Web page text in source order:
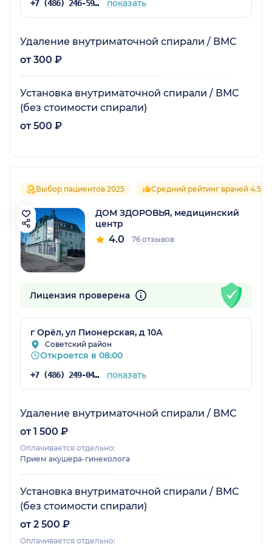
+7 (486) 246-59-31 показать
Удаление внутриматочной спирали / ВМС
от 300 ₽
Установка внутриматочной спирали / ВМС
(без стоимости спирали)
от 500 ₽
Выбор пациентов 2025 Средний рейтинг врачей 4.5
ДОМ ЗДОРОВЬЯ, медицинский
центр
4.0 76 отзывов
Лицензия проверена
г Орёл, ул Пионерская, д 10А
Советский район
Откроется в 08:00
+7 (486) 249-04-90 показать
Удаление внутриматочной спирали / ВМС
от 1 500 ₽
Оплачивается отдельно:
Прием акушера-гинеколога
Установка внутриматочной спирали / ВМС
(без стоимости спирали)
от 2 500 ₽
Оплачивается отдельно: